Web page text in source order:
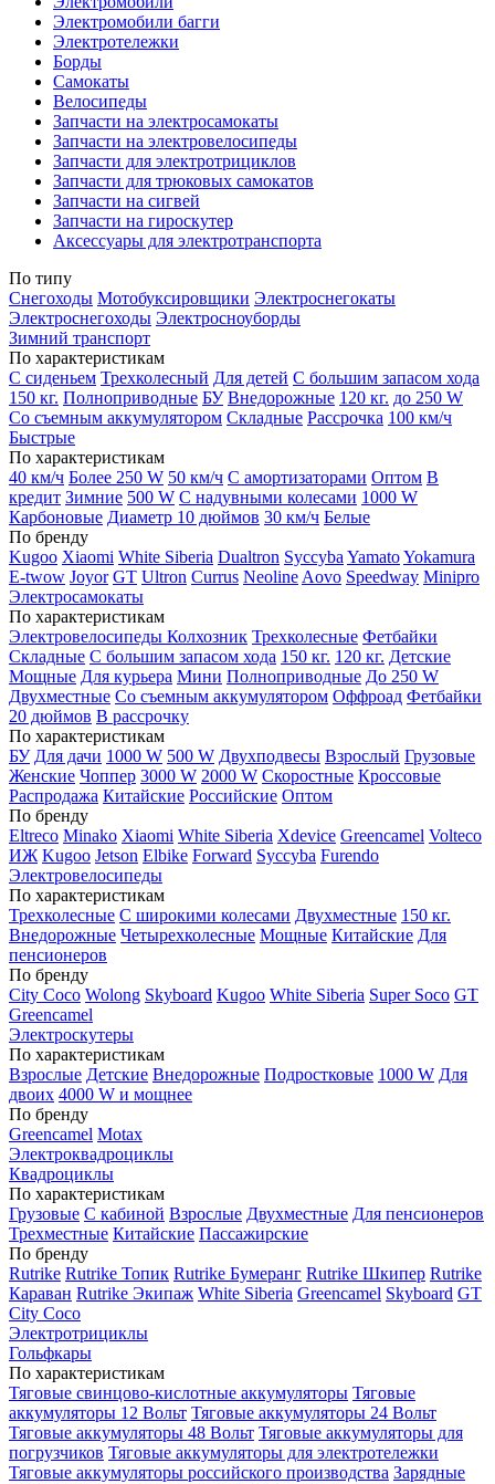
Электромобили багги
Электротележки
Борды
Самокаты
Велосипеды
Запчасти на электросамокаты
Запчасти на электровелосипеды
Запчасти для электротрициклов
Запчасти для трюковых самокатов
Запчасти на сигвей
Запчасти на гироскутер
Аксессуары для электротранспорта
По типу
Снегоходы Мотобуксировщики Электроснегокаты
Электроснегоходы Электросноуборды
Зимний транспорт
По характеристикам
С сиденьем Трехколесный Для детей С большим запасом хода
150 кг. Полноприводные БУ Внедорожные 120 кг. до 250 W
Со съемным аккумулятором Складные Рассрочка 100 км/ч
Быстрые
По характеристикам
40 км/ч Более 250 W 50 км/ч С амортизаторами Оптом В
кредит Зимние 500 W С надувными колесами 1000 W
Карбоновые Диаметр 10 дюймов 30 км/ч Белые
По бренду
Kugoo Xiaomi White Siberia Dualtron Syccyba YamatoYokamura
E-twow Joyor GT Ultron Currus Neoline Aovo Speedway Minipro
Электросамокаты
По характеристикам
Электровелосипеды Колхозник Трехколесные Фетбайки
Складные С большим запасом хода 150 кг. 120 кг. Детские
Мощные Для курьера Мини Полноприводные До 250 W
Двухместные Со съемным аккумулятором Оффроад Фетбайки
20 дюймов В рассрочку
По характеристикам
БУ Для дачи 1000 W 500 W Двухподвесы Взрослый Грузовые
Женские Чоппер 3000 W 2000 W Скоростные Кроссовые
Распродажа Китайские Российские Оптом
По бренду
Eltreco Minako Xiaomi White Siberia Xdevice Greencamel Volteco
ИЖ Kugoo Jetson Elbike Forward Syccyba Furendo
Электровелосипеды
По характеристикам
Трехколесные С широкими колесами Двухместные 150 кг.
Внедорожные Четырехколесные Мощные Китайские Для
пенсионеров
По бренду
City Coco Wolong Skyboard Kugoo White Siberia Super Soco GT
Greencamel
Электроскутеры
По характеристикам
Взрослые Детские Внедорожные Подростковые 1000 W Для
двоих 4000 W и мощнее
По бренду
Greencamel Motax
Электроквадроциклы
Квадроциклы
По характеристикам
Грузовые С кабиной Взрослые Двухместные Для пенсионеров
Трехместные Китайские Пассажирские
По бренду
Rutrike Rutrike Топик Rutrike Бумеранг Rutrike Шкипер Rutrike
Караван Rutrike Экипаж White Siberia Greencamel Skyboard GT
City Coco
Электротрициклы
Гольфкары
По характеристикам
Тяговые свинцово-кислотные аккумуляторы Тяговые
аккумуляторы 12 Вольт Тяговые аккумуляторы 24 Вольт
Тяговые аккумуляторы 48 Вольт Тяговые аккумуляторы для
погрузчиков Тяговые аккумуляторы для электротележки
Тяговые аккумуляторы российского производства Зарядные